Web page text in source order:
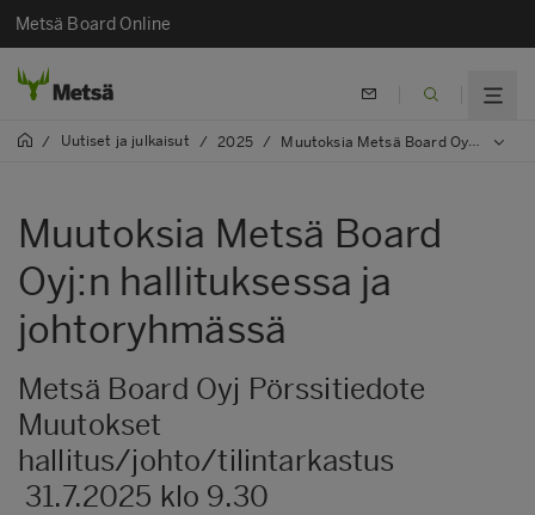
Metsä Board Online
/ Uutiset ja julkaisut / 2025 / Muutoksia Metsä Board Oyj:n hallituksessa ja johtoryhmässä
Muutoksia Metsä Board
Oyj:n hallituksessa ja
johtoryhmässä
Metsä Board Oyj Pörssitiedote
Muutokset
hallitus/johto/tilintarkastus
31.7.2025 klo 9.30